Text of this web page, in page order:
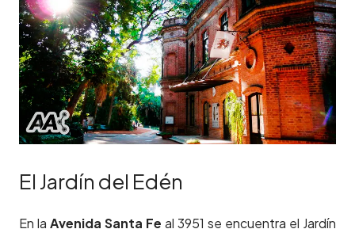
El Jardín del Edén
En la Avenida Santa Fe al 3951 se encuentra el Jardín